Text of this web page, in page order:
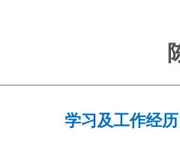
学习及工作经历